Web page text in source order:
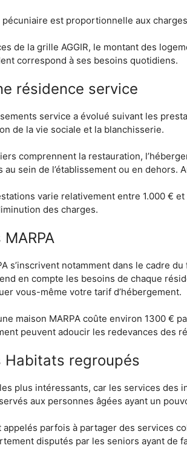
est proportionnelle aux
de la grille AGGIR, le montant des
correspond à ses besoins quotidiens.
résidence service
service a évolué suivant les
de la vie sociale et la blanchisserie.
comprennent la restauration,
au sein de l’établissement ou en
varie relativement entre 1.000 €
des charges.
s’inscrivent notamment dans le cadre
en compte les besoins de chaque
vous-même votre tarif d’hébergement.
maison MARPA coûte environ 1300
peuvent adoucir les redevances des
Habitats regroupés
les plus intéressants, car les services
aux personnes âgées ayant un
parfois à partager des services
disputés par les seniors ayant de